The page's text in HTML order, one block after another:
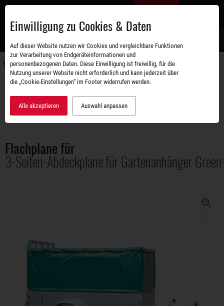
Zum
Flachplane für 3-Seiten-Abdeckplane für Gartenanhänger Green-Keeper
Flachplane für
3-Seiten-Abdeckplane für Gartenanhänger
Einwilligung zu Cookies & Daten
Auf dieser Website nutzen wir Cookies und vergleichbare Funktionen
zur Verarbeitung von Endgeräteinformationen und
personenbezogenen Daten. Diese Einwilligung ist freiwillig, für die
Nutzung unserer Website nicht erforderlich und kann jederzeit über
die „Cookie-Einstellungen“ im Footer widerrufen werden.
Alle akzeptieren Auswahl anpassen